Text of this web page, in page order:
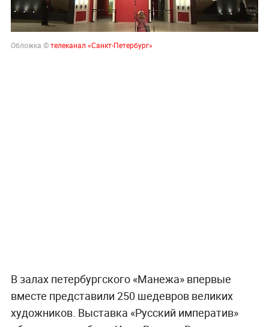
Обложка ©телеканал «Санкт-Петербург»
В залах петербургского «Манежа» впервые
вместе представили 250 шедевров великих
художников. Выставка «Русский императив»